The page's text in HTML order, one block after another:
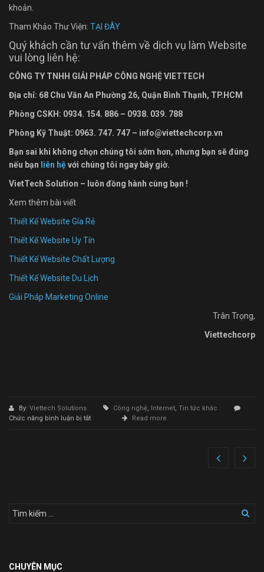
khoản.
Tham Khảo Thư Viện: TẠI ĐÂY
Quý khách cần tư vấn thêm về dịch vụ làm Website
vui lòng liên hệ:
CÔNG TY TNHH GIẢI PHÁP CÔNG NGHỆ VIETTECH
Địa chỉ: 68 Chu Văn An Phường 26, Quận Bình Thạnh, TP.HCM
Phòng CSKH: 0934. 154. 886 – 0938. 039. 788
Phòng Kỹ Thuật: 0963. 747. 747 – info@viettechcorp.vn
Bạn sai khi không chọn chúng tôi sớm hơn, nhưng bạn sẽ đúng
nếu bạn liên hệvới chúng tôi ngay bây giờ.
VietTech Solution – luôn đồng hành cùng bạn !
Xem thêm bài viết
Thiết Kế Website Gía Rẻ
Thiết Kế Website Uy Tín
Thiết Kế Website Chất Lượng
Thiết Kế Website Du Lịch
Giải Pháp Marketing Online
Trân Trọng,
Viettechcorp
By: Viettech Solutions Công nghệ, Internet, Tin tức khác
Chức năng bình luận bị tắtở
Read more
CHUYÊN MỤC